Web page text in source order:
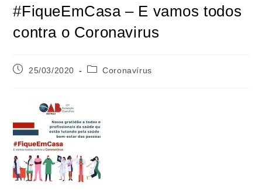
#FiqueEmCasa – E vamos todos
contra o Coronavirus
25/03/2020 Coronavírus